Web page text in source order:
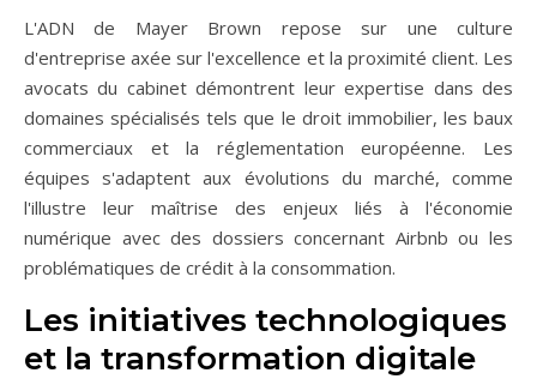
L'ADN de Mayer Brown repose sur une culture
d'entreprise axée sur l'excellence et la proximité client. Les
avocats du cabinet démontrent leur expertise dans des
domaines spécialisés tels que le droit immobilier, les baux
commerciaux et la réglementation européenne. Les
équipes s'adaptent aux évolutions du marché, comme
l'illustre leur maîtrise des enjeux liés à l'économie
numérique avec des dossiers concernant Airbnb ou les
problématiques de crédit à la consommation.
Les initiatives technologiques
et la transformation digitale